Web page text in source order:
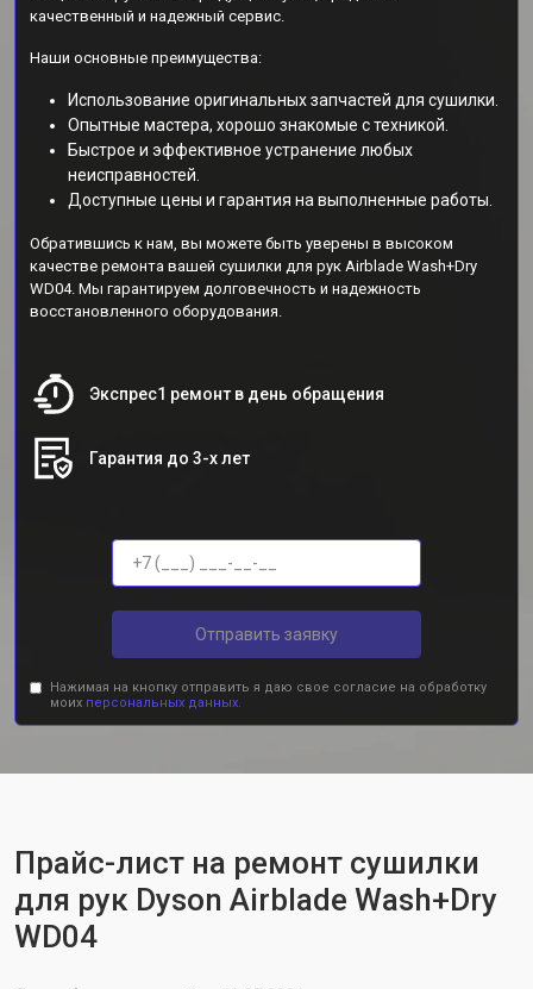
качественный и надежный сервис.
Наши основные преимущества:
Использование оригинальных запчастей для сушилки.
Опытные мастера, хорошо знакомые с техникой.
Быстрое и эффективное устранение любых
неисправностей.
Доступные цены и гарантия на выполненные работы.
Обратившись к нам, вы можете быть уверены в высоком
качестве ремонта вашей сушилки для рук Airblade Wash+Dry
WD04. Мы гарантируем долговечность и надежность
восстановленного оборудования.
Экспрес1 ремонт в день обращения
Гарантия до 3-х лет
Отправить заявку
Нажимая на кнопку отправить я даю свое согласие на обработку
моих персональных данных.
Прайс-лист на ремонт сушилки
для рук Dyson Airblade Wash+Dry
WD04